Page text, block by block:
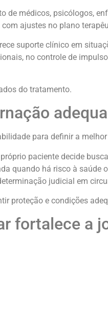
de médicos, psicólogos,
ajustes no plano
suporte clínico em
no controle de
do tratamento.
para definir a
paciente decide
quando há risco à saúde
judicial em
proteção e condições
fortalece a